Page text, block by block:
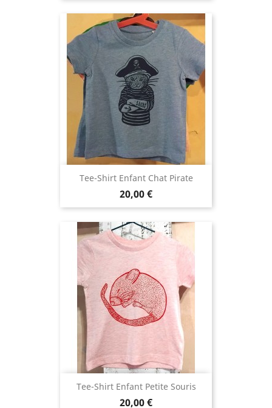
Tee-Shirt Enfant Chat Pirate
Prix
20,00 €
Tee-Shirt Enfant Petite Souris
Prix
20,00 €